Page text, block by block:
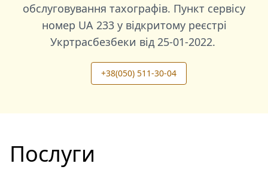
обслуговування тахографів. Пункт сервісу
номер UA 233у відкритому реєстрі
Укртрасбезбеки від 25-01-2022.
+38(050) 511-30-04
Послуги